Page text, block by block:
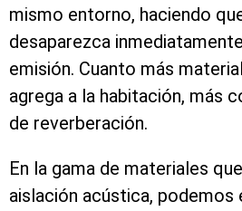
mismo entorno, haciendo
desaparezca
emisión. Cuanto más
agrega a la habitación, más
de reverberación.
En la gama de materiales
aislación acústica, podemos